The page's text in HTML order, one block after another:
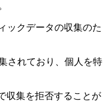
ックデータの収集のた
されており、個人を特
収集を拒否することが